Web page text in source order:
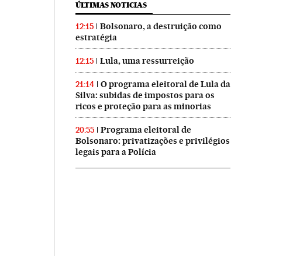
ÚLTIMAS NOTICIAS
12:15
Bolsonaro, a destruição como
estratégia
12:15 Lula, uma ressurreição
21:14
O programa eleitoral de Lula da
Silva: subidas de impostos para os
ricos e proteção para as minorias
20:55
Programa eleitoral de
Bolsonaro: privatizações e privilégios
legais para a Polícia